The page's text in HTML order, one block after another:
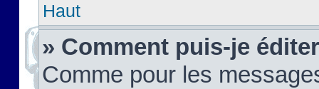
Haut
» Comment puis-je
Comme pour les